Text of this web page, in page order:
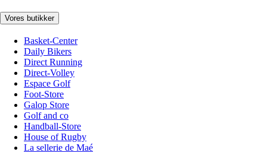
Vores butikker
Basket-Center
Daily Bikers
Direct Running
Direct-Volley
Espace Golf
Foot-Store
Galop Store
Golf and co
Handball-Store
House of Rugby
La sellerie de Maé